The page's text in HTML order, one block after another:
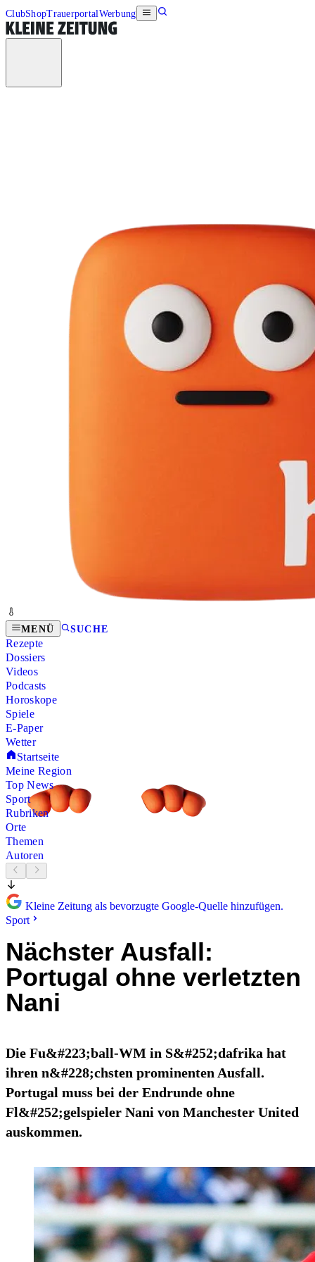
ClubShopTrauerportalWerbung
MENÜ SUCHE
Rezepte
Dossiers
Videos
Podcasts
Horoskope
Spiele
E-Paper
Wetter
Startseite
Meine Region
Top News
Sport
Rubriken
Orte
Themen
Autoren
Kleine Zeitung als bevorzugte Google-Quelle hinzufügen.
Sport
Nächster Ausfall:
Portugal ohne verletzten
Nani
Die Fu&#223;ball-WM in S&#252;dafrika hat
ihren n&#228;chsten prominenten Ausfall.
Portugal muss bei der Endrunde ohne
Fl&#252;gelspieler Nani von Manchester United
auskommen.